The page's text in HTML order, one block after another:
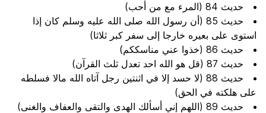
حديث 84 (المرء مع من أحب)
حديث 85 (أن رسول الله صلى الله عليه وسلم كان إذا
استوى على بعيره خارجا إلى سفر كبر ثلاثا)
حديث 86 (خذوا عني مناسككم)
حديث 87 (قل هو الله احد تعدل ثلث القرآن)
حديث 88 (لا حسد إلا في اثنتين رجل آتاه الله مالا فسلطه
على هلكته في الحق)
حديث 89 (اللهم إني أسألك الهدى والتقى والعفاف والغنى)